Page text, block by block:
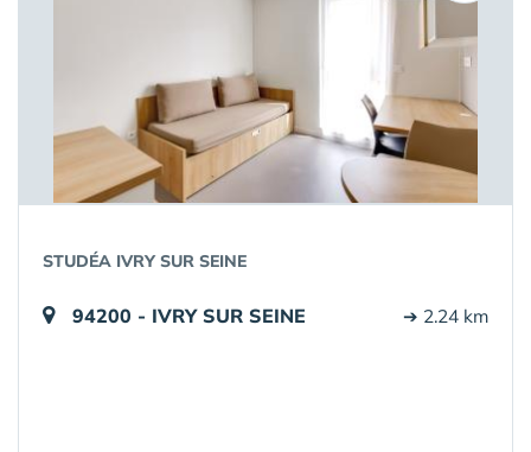
STUDÉA IVRY SUR SEINE
94200 - IVRY SUR SEINE ➔ 2.24 km